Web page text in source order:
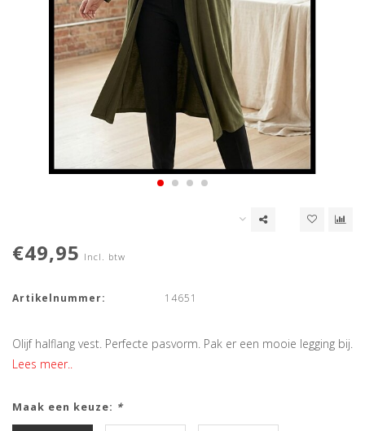
€49,95 Incl. btw
Artikelnummer: 14651
Olijf halflang vest. Perfecte pasvorm. Pak er een mooie legging bij.
Lees meer..
Maak een keuze: *